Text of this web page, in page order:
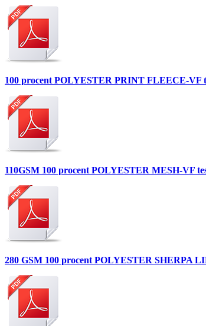
100 procent POLYESTER PRINT FLEECE-VF
110GSM 100 procent POLYESTER MESH-VF
280 GSM 100 procent POLYESTER SHERPA